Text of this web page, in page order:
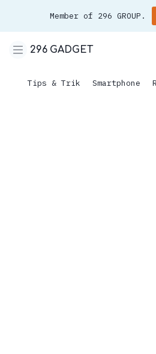
Member of 296 GROUP.
296 GADGET